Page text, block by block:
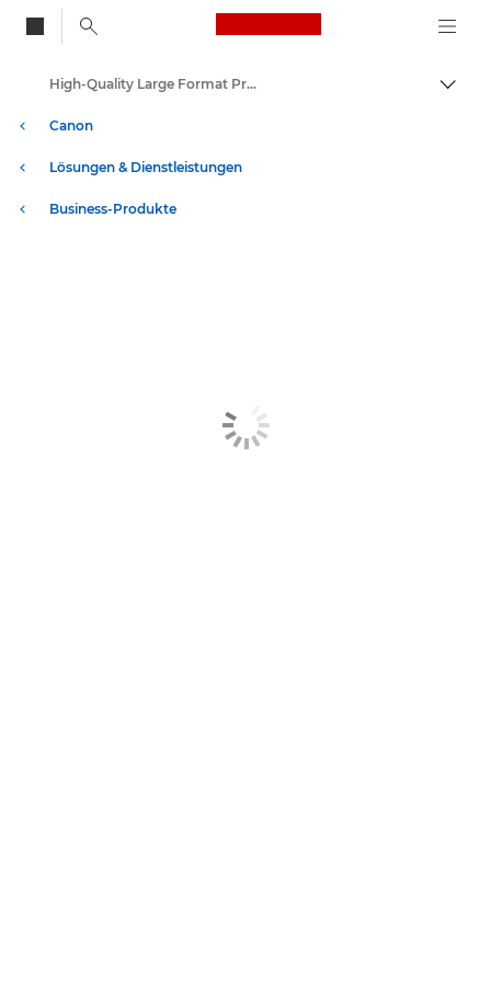
Canon Logo, back
Auf
Canon
Lösungen & Dienstleistungen
Business-Produkte
High-Quality Large Format Printers for CAD/GIS and Stunning Graphics